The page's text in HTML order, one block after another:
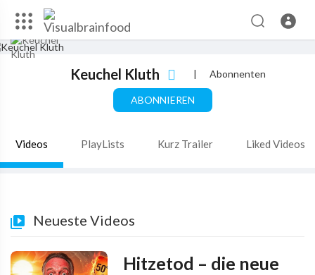
Keuchel Kluth | Abonnenten
ABONNIEREN
Videos PlayLists Kurz Trailer Liked Videos
Neueste Videos
Hitzetod – die neue